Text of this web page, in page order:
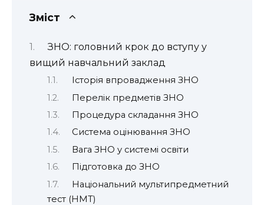
Зміст
ЗНО: головний крок до вступу у
вищий навчальний заклад
Історія впровадження ЗНО
Перелік предметів ЗНО
Процедура складання ЗНО
Система оцінювання ЗНО
Вага ЗНО у системі освіти
Підготовка до ЗНО
Національний мультипредметний
тест (НМТ)